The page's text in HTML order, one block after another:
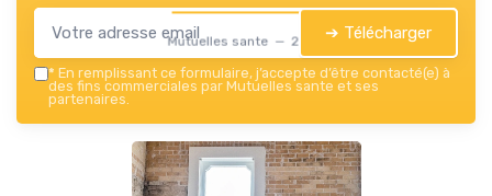
Mutuelles sante — 2026 ➔ Télécharger
* En remplissant ce formulaire, j’accepte d’être contacté(e) à
des fins commerciales par Mutuelles sante et ses
partenaires.